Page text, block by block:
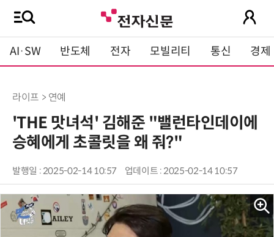
AI·SW 반도체 전자 모빌리티 통신 경제
라이프 > 연예
'THE 맛녀석' 김해준 "밸런타인데이에
승혜에게 초콜릿을 왜 줘?"
발행일 : 2025-02-14 10:57 업데이트 : 2025-02-14 10:57